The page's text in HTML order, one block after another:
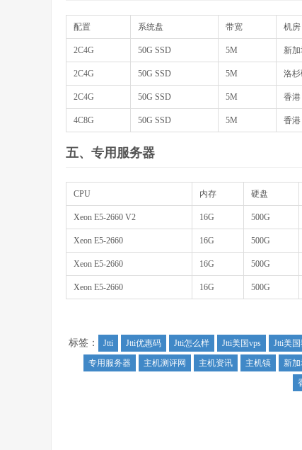
配置 系统盘 带宽 机房
2C4G 50G SSD 5M 新
2C4G 50G SSD 5M 洛
2C4G 50G SSD 5M 香港
4C8G 50G SSD 5M 香港
五、专用服务器
CPU 内存 硬盘
Xeon E5-2660 V2 16G 500G
Xeon E5-2660 16G 500G
Xeon E5-2660 16G 500G
Xeon E5-2660 16G 500G
标签： Jtti Jtti优惠码 Jtti怎么样 Jtti美国vps Jtti美
专用服务器
主机测评网 主机资讯 主机镇 新